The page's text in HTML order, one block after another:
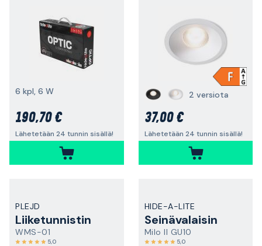
6 kpl, 6 W
190,70 €
Lähetetään 24 tunnin sisällä!
2 versiota
37,00 €
Lähetetään 24 tunnin sisällä!
PLEJD
Liiketunnistin
WMS-01
5,0
HIDE-A-LITE
Seinävalaisin
Milo II GU10
5,0